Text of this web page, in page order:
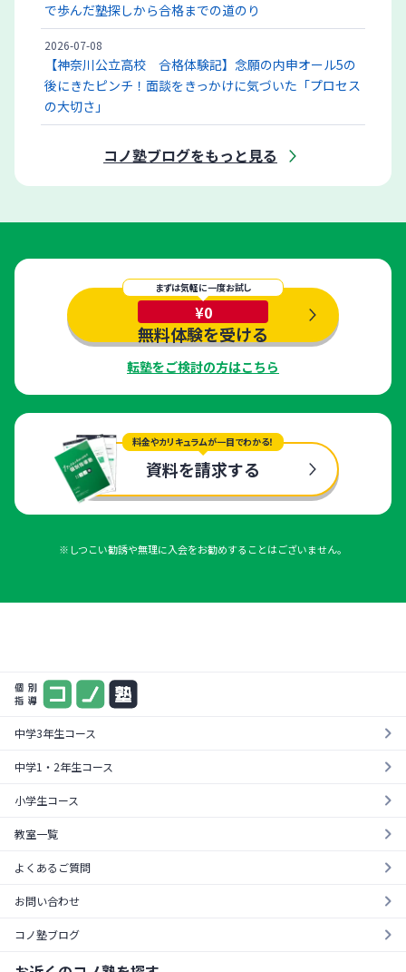
で歩んだ塾探しから合格までの道のり
2026-07-08
【神奈川公立高校 合格体験記】念願の内申オール5の
後にきたピンチ！面談をきっかけに気づいた「プロセス
の大切さ」
コノ塾ブログをもっと見る
まずは気軽に一度お試し
¥0
無料体験を受ける
転塾をご検討の方はこちら
料金やカリキュラムが一目でわかる！
資料を請求する
※しつこい勧誘や無理に入会をお勧めすることはございません。
まずは気軽に一度お試し
¥0
中学3年生コース
中学1・2年生コース
小学生コース
教室一覧
よくあるご質問
お問い合わせ
コノ塾ブログ